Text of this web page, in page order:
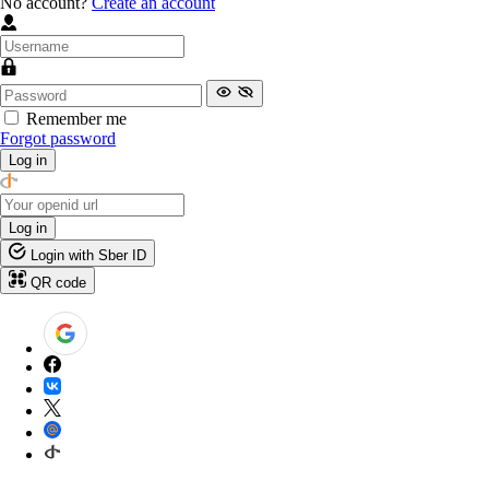
Remember me
Forgot password
Log in
Log in
Login with Sber ID
QR code